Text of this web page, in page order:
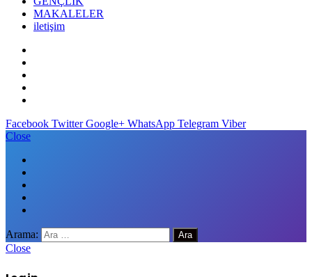
MAKALELER
iletişim
Facebook Twitter Google+ WhatsApp Telegram Viber
Close
Arama:
Close